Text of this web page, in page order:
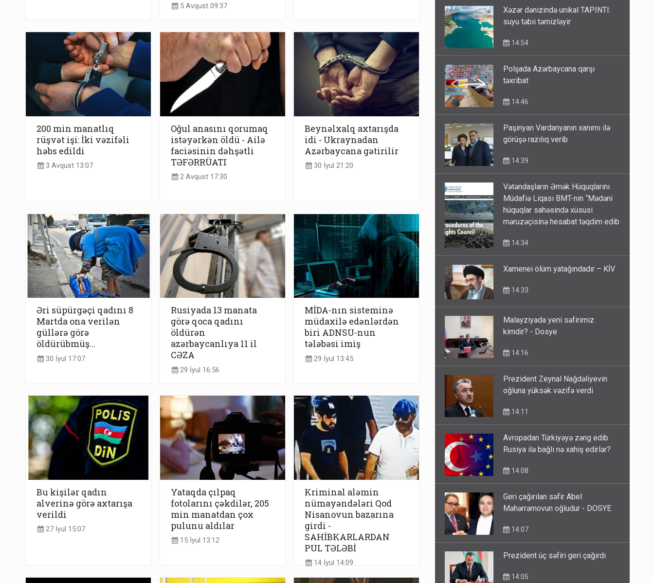
5 Avqust 09:37
200 min manatlıq
rüşvət işi: İki vəzifəli
həbs edildi
3 Avqust 13:07
Oğul anasını qorumaq
istəyərkən öldü - Ailə
faciəsinin dəhşətli
TƏFƏRRÜATI
2 Avqust 17:30
Beynəlxalq axtarışda
idi - Ukraynadan
Azərbaycana gətirilir
30 İyul 21:20
Əri süpürgəçi qadını 8
Martda ona verilən
güllərə görə
öldürübmüş...
30 İyul 17:07
Rusiyada 13 manata
görə qoca qadını
öldürən
azərbaycanlıya 11 il
CƏZA
29 İyul 16:56
MİDA-nın sisteminə
müdaxilə edənlərdən
biri ADNSU-nun
tələbəsi imiş
29 İyul 13:45
Bu kişilər qadın
alverinə görə axtarışa
verildi
27 İyul 15:07
Yataqda çılpaq
fotolarını çəkdilər, 205
min manatdan çox
pulunu aldılar
15 İyul 13:12
Kriminal aləmin
nümayəndələri Qod
Nisanovun bazarına
girdi -
SAHİBKARLARDAN
PUL TƏLƏBİ
14 İyul 14:09
Xəzər dənizində unikal TAPINTI:
suyu təbii təmizləyir
14:54
Polşada Azərbaycana qarşı
təxribat
14:46
Paşinyan Vardanyanın xanımı ilə
görüşə razılıq verib
14:39
Vətəndaşların Əmək Hüquqlarını
Müdafiə Liqası BMT-nin “Mədəni
hüquqlar sahəsində xüsusi
məruzəçisinə hesabat təqdim edib
14:34
Xamenei ölüm yatağındadır – KİV
14:33
Malayziyada yeni səfirimiz
kimdir? - Dosye
14:16
Prezident Zeynal Nağdəliyevin
oğluna yüksək vəzifə verdi
14:11
Avropadan Türkiyəyə zəng edib
Rusiya ilə bağlı nə xahiş edirlər?
14:08
Geri çağırılan səfir Abel
Məhərrəmovun oğludur - DOSYE
14:07
Prezident üç səfiri geri çağırdı
14:05